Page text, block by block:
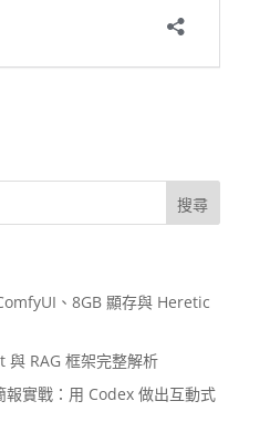
、8GB 顯存與 Heretic
與 RAG 框架完整解析
實戰：用 Codex 做出互動式